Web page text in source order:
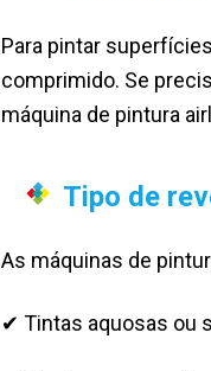
Para pintar
comprimido. Se
máquina de pintura
Tipo de
As máquinas de
✔ Tintas aquosas ou